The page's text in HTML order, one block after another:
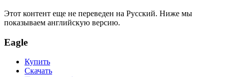
Этот контент еще не переведен на Русский. Ниже мы
показываем английскую версию.
Eagle
Купить
Скачать